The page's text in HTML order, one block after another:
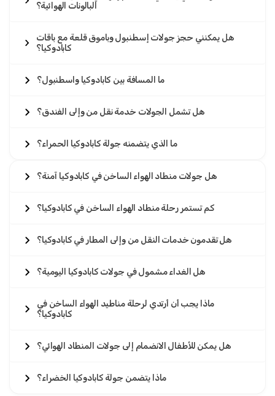
البالونات الهوائية؟
هل يمكنني حجز جولات إسطنبول وباموق قلعة مع باقات
كابادوكيا؟
ما المسافة بين كابادوكيا واسطنبول؟
هل تشمل الجولات خدمة نقل من وإلى الفندق؟
ما الذي يتضمنه جولة كابادوكيا الحمراء؟
هل جولات منطاد الهواء الساخن في كابادوكيا آمنة؟
كم تستمر رحلة منطاد الهواء الساخن في كابادوكيا؟
هل تقدمون خدمات النقل من وإلى المطار في كابادوكيا؟
هل الغداء مشمول في جولات كابادوكيا اليومية؟
ماذا يجب أن أرتدي لرحلة مناطيد الهواء الساخن في
كابادوكيا؟
هل يمكن للأطفال الانضمام إلى جولات المنطاد الهوائي؟
ماذا يتضمن جولة كابادوكيا الخضراء؟